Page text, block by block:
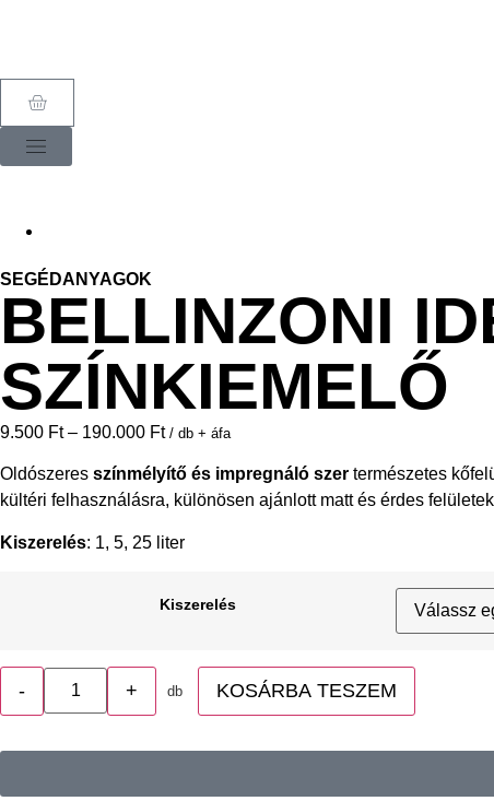
SEGÉDANYAGOK
BELLINZONI
SZÍNKIEMELŐ
9.500 Ft – 190.000 Ft/ db + áfa
Oldószeres színmélyítő és impregnáló szer természetes
kültéri felhasználásra, különösen ajánlott matt és érdes
Kiszerelés: 1, 5, 25 liter
Kiszerelés
- + db KOSÁRBA TESZEM